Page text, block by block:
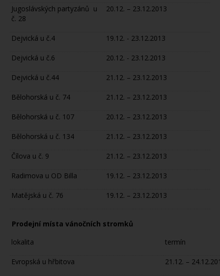
Jugoslávských partyzánů u
č. 28
20.12. – 23.12.2013
Dejvická u č.4 19.12. - 23.12.2013
Dejvická u č.6 20.12. - 23.12.2013
Dejvická u č.44 21.12. – 23.12.2013
Bělohorská u č. 74 21.12. – 23.12.2013
Bělohorská u č. 107 20.12. – 23.12.2013
Bělohorská u č. 134 21.12. – 23.12.2013
Čílova u č. 9 21.12. – 23.12.2013
Radimova u OD Billa 19.12. – 23.12.2013
Matějská u č. 76 19.12. – 23.12.2013
Prodejní místa vánočních stromků
lokalita
termín
Evropská u hřbitova 21.12. –